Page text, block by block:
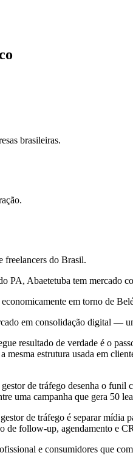
brasileiras.
freelancers do Brasil.
PA, Abaetetuba tem mercado
em torno de
em consolidação digital —
resultado de verdade é o
estrutura usada em
de tráfego desenha o
uma campanha que gera 50
de tráfego é separar
de follow-up, agendamento e
e consumidores que